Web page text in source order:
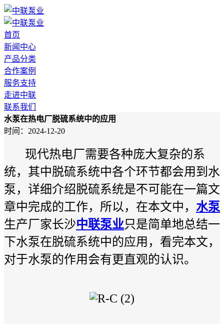
首页
新闻中心
产品分类
合作案例
服务支持
走进中联
联系我们
水泵在热电厂脱硫系统中的应用
时间：2024-12-20
现代热电厂需要各种庞大复杂的系
统，其中脱硫系统中各个环节都会用到水
泵，详细介绍脱硫系统是不可能在一篇文
章中完成的工作，所以，在本文中， 水泵
生产厂家长沙中联泵业只是简单地总结一
下水泵在脱硫系统中的应用，看完本文，
对于水泵的作用会有更直观的认识。